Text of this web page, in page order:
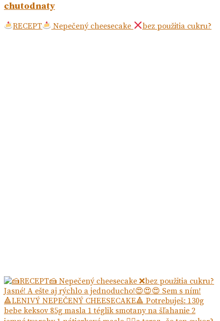
chutodnaty
RECEPT Nepečený cheesecake bez použitia cukru?